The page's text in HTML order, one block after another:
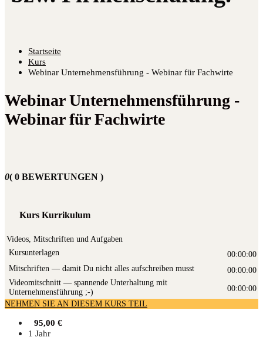
Startseite
Kurs
Webinar Unternehmensführung - Webinar für Fachwirte
Webinar Unternehmensführung -
Webinar für Fachwirte
0( 0 BEWERTUNGEN )
Kurs Kurrikulum
Videos, Mitschriften und Aufgaben
Kurs­un­ter­la­gen
00:00:00
Mit­schrif­ten — damit Du nicht alles auf­schrei­ben musst
00:00:00
Video­mit­schnitt — span­nen­de Unter­hal­tung mit
Unternehmensführung ;-)
00:00:00
NEHMEN SIE AN DIESEM KURS TEIL
95,00 €
1 Jahr